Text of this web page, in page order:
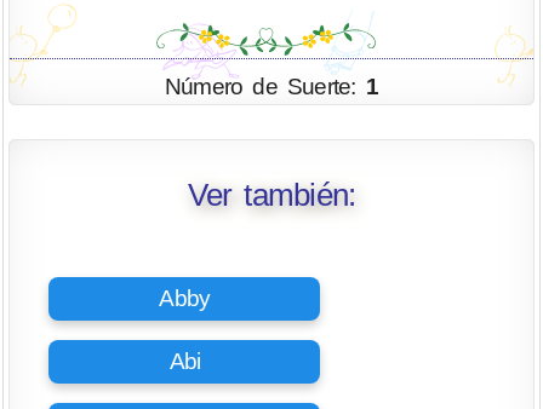
Número de Suerte: 1
Ver también:
Abby
Abi